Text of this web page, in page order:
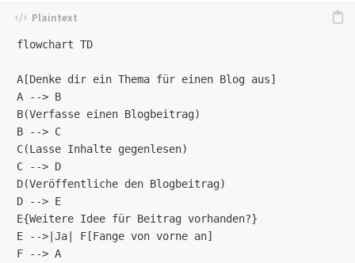
flowchart TD
A[Denke dir ein Thema für einen Blog aus]
A --> B
B(Verfasse einen Blogbeitrag)
B --> C
C(Lasse Inhalte gegenlesen)
C --> D
D(Veröffentliche den Blogbeitrag)
D --> E
E{Weitere Idee für Beitrag vorhanden?}
E -->|Ja| F[Fange von vorne an]
F --> A